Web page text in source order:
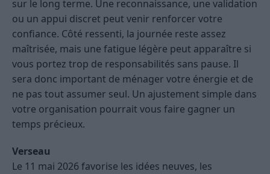
sur le long terme. Une reconnaissance, une validation
ou un appui discret peut venir renforcer votre
confiance. Côté ressenti, la journée reste assez
maîtrisée, mais une fatigue légère peut apparaître si
vous portez trop de responsabilités sans pause. Il
sera donc important de ménager votre énergie et de
ne pas tout assumer seul. Un ajustement simple dans
votre organisation pourrait vous faire gagner un
temps précieux.
Verseau
Le 11 mai 2026 favorise les idées neuves, les